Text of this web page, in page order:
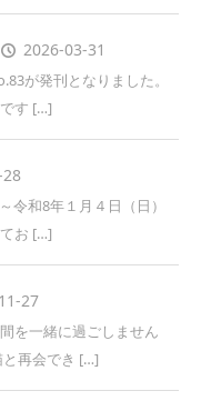
2026-03-31
が発刊となりました。
す […]
和8年１月４日（日）
お […]
27
を一緒に過ごしません
と再会でき […]